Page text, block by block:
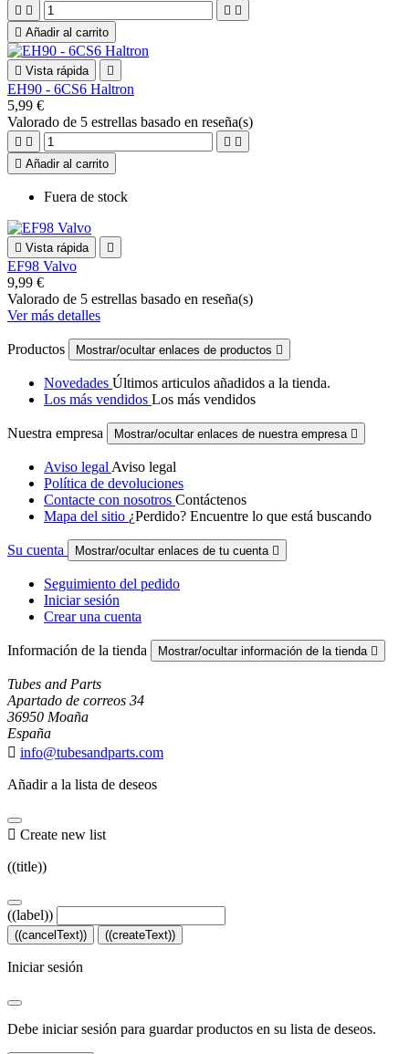
   
 Añadir al carrito
 Vista rápida 
EH90 - 6CS6 Haltron
5,99 €
Valorado de 5 estrellas basado en reseña(s)
   
 Añadir al carrito
Fuera de stock
 Vista rápida 
EF98 Valvo
9,99 €
Valorado de 5 estrellas basado en reseña(s)
Ver más detalles
Productos Mostrar/ocultar enlaces de productos 
Novedades Últimos articulos añadidos a la tienda.
Los más vendidos Los más vendidos
Nuestra empresa Mostrar/ocultar enlaces de nuestra empresa 
Aviso legal Aviso legal
Política de devoluciones
Contacte con nosotros Contáctenos
Mapa del sitio ¿Perdido? Encuentre lo que está buscando
Su cuenta Mostrar/ocultar enlaces de tu cuenta 
Seguimiento del pedido
Iniciar sesión
Crear una cuenta
Información de la tienda Mostrar/ocultar información de la tienda 
Tubes and Parts
Apartado de correos 34
36950 Moaña
España
 info@tubesandparts.com
Añadir a la lista de deseos
 Create new list
((title))
((label))
((cancelText)) ((createText))
Iniciar sesión
Debe iniciar sesión para guardar productos en su lista de deseos.